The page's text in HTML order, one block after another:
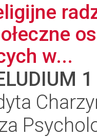
w...
1